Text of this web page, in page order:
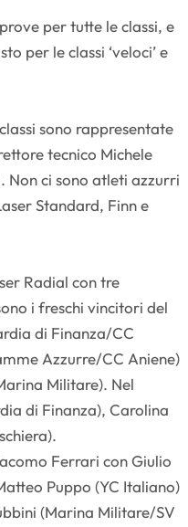
per tutte le classi, e
per le classi ‘veloci’ e
sono rappresentate
tecnico Michele
Non ci sono atleti azzurri
Standard, Finn e
Radial con tre
i freschi vincitori del
di Finanza/CC
Azzurre/CC Aniene)
Militare). Nel
di Finanza), Carolina
Ferrari con Giulio
Puppo (YC Italiano)
(Marina Militare/SV